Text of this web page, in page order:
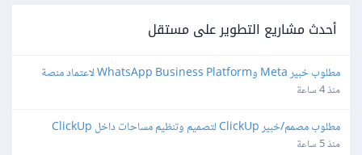
أحدث مشاريع التطوير على مستقل
واتساب
منذ 4 ساعة
مطلوب مصمم/خبير ClickUp لتصميم وتنظيم مساحات داخل ClickUp
منذ 5 ساعة